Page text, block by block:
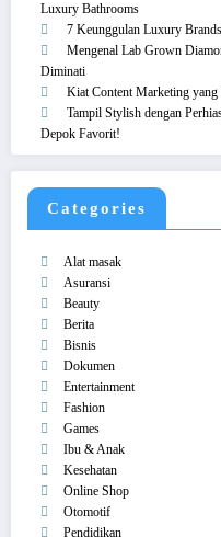
Luxury Bathrooms
7 Keunggulan Luxury
Mengenal Lab Grown
Diminati
Kiat Content Marketing
Tampil Stylish dengan
Depok Favorit!
Categories
Alat masak
Asuransi
Beauty
Berita
Bisnis
Dokumen
Entertainment
Fashion
Games
Ibu & Anak
Kesehatan
Online Shop
Otomotif
Pendidikan